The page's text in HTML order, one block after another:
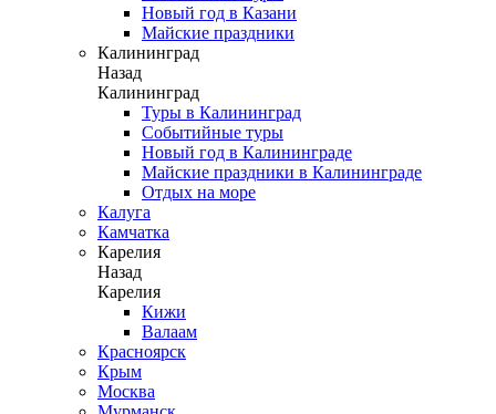
Новый год в Казани
Майские праздники
Калининград
Назад
Калининград
Туры в Калининград
Событийные туры
Новый год в Калининграде
Майские праздники в Калининграде
Отдых на море
Калуга
Камчатка
Карелия
Назад
Карелия
Кижи
Валаам
Красноярск
Крым
Москва